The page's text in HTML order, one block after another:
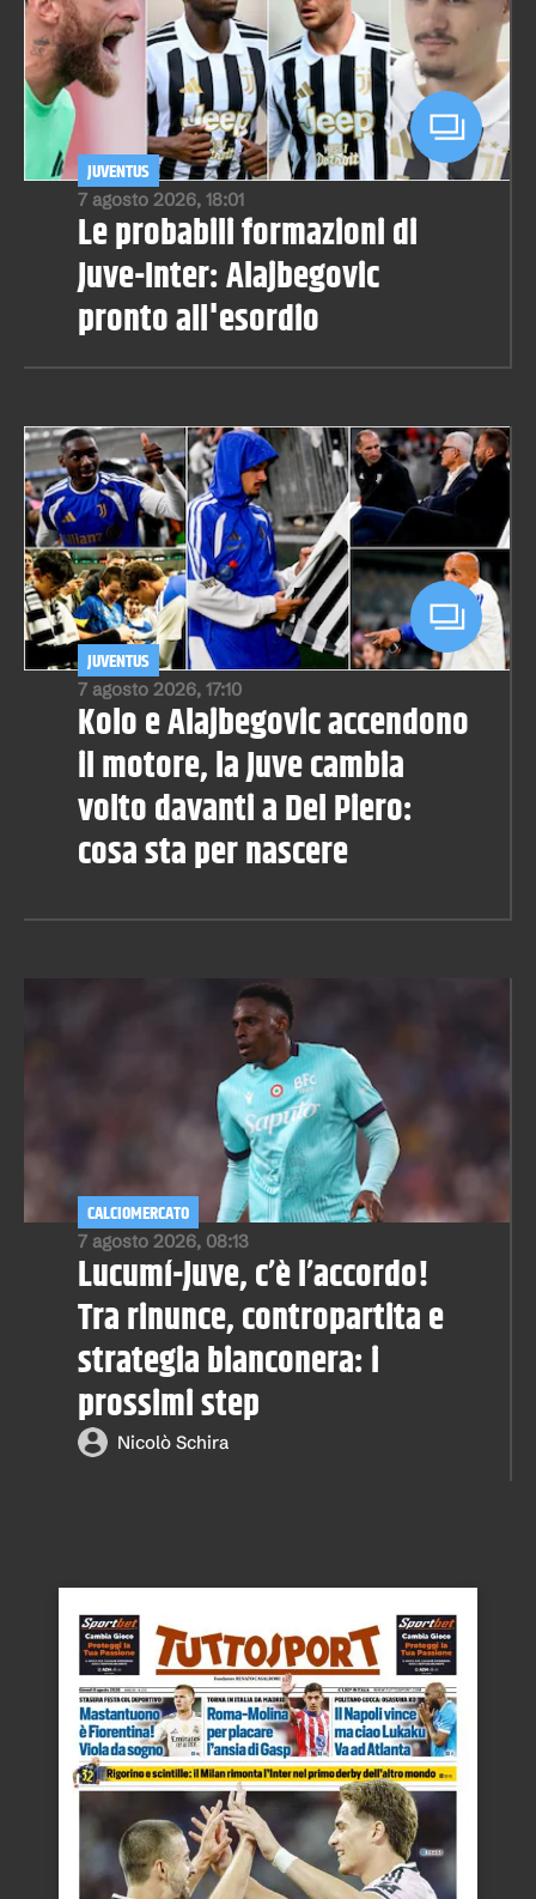
7 agosto 2026, 18:01
JUVENTUS
Le probabili formazioni di
Juve-Inter: Alajbegovic
pronto all'esordio
7 agosto 2026, 17:10
JUVENTUS
Kolo e Alajbegovic accendono
il motore, la Juve cambia
volto davanti a Del Piero:
cosa sta per nascere
7 agosto 2026, 08:13
CALCIOMERCATO
Lucumí-Juve, c’è l’accordo!
Tra rinunce, contropartita e
strategia bianconera: i
prossimi step
Nicolò Schira